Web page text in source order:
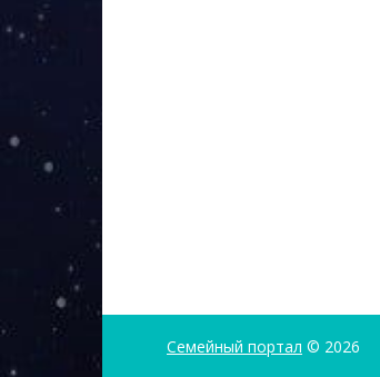
Семейный портал © 2026